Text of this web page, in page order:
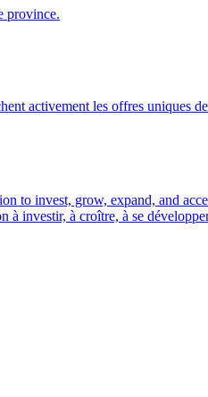
province.
activement les offres uniques
to invest, grow, expand, and
investir, à croître, à se